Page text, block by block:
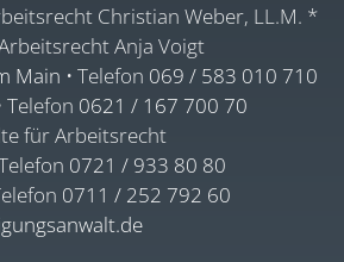
Christian Weber, LL.M. *
Anja Voigt
Main • Telefon 069 / 583 010 710
Telefon 0621 / 167 700 70
für Arbeitsrecht
0721 / 933 80 80
0711 / 252 792 60